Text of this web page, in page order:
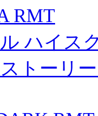
RMT
ハイス
トーリ